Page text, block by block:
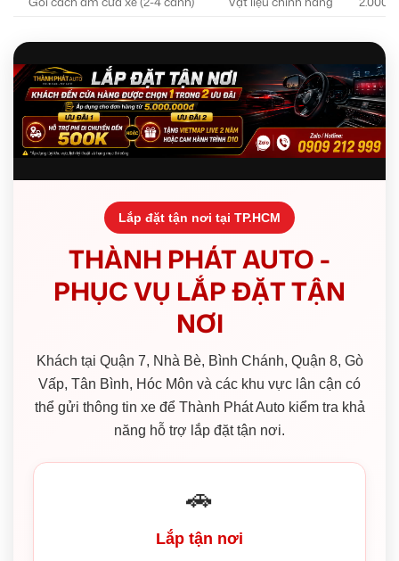
Lắp đặt tận nơi tại TP.HCM
THÀNH PHÁT AUTO -
PHỤC VỤ LẮP ĐẶT TẬN
NƠI
Khách tại Quận 7, Nhà Bè, Bình Chánh, Quận 8, Gò
Vấp, Tân Bình, Hóc Môn và các khu vực lân cận có
thể gửi thông tin xe để Thành Phát Auto kiểm tra khả
năng hỗ trợ lắp đặt tận nơi.
🚗
Lắp tận nơi